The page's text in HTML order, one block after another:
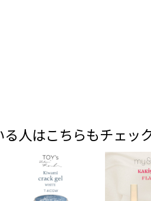
人はこちらもチェッ